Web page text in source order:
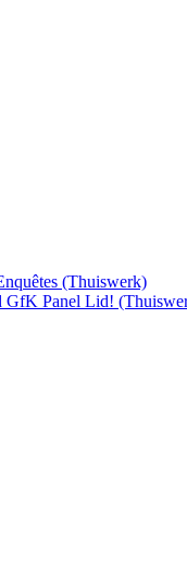
(Thuiswerk)
GfK Panel Lid!